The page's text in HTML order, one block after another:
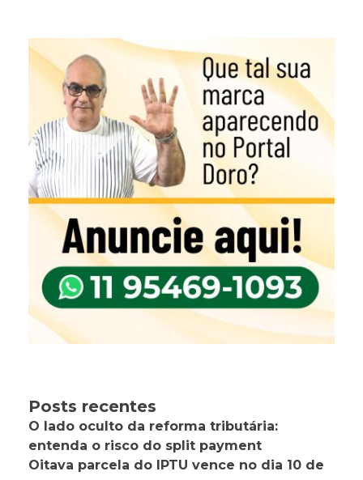
Posts recentes
O lado oculto da reforma tributária:
entenda o risco do split payment
Oitava parcela do IPTU vence no dia 10 de